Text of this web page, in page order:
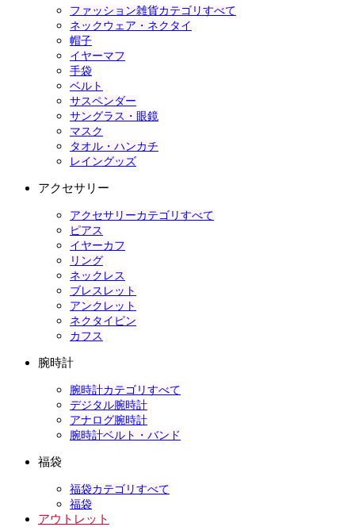
ファッション雑貨カテゴリすべて
ネックウェア・ネクタイ
帽子
イヤーマフ
手袋
ベルト
サスペンダー
サングラス・眼鏡
マスク
タオル・ハンカチ
レイングッズ
アクセサリー
アクセサリーカテゴリすべて
ピアス
イヤーカフ
リング
ネックレス
ブレスレット
アンクレット
ネクタイピン
カフス
腕時計
腕時計カテゴリすべて
デジタル腕時計
アナログ腕時計
腕時計ベルト・バンド
福袋
福袋カテゴリすべて
福袋
アウトレット